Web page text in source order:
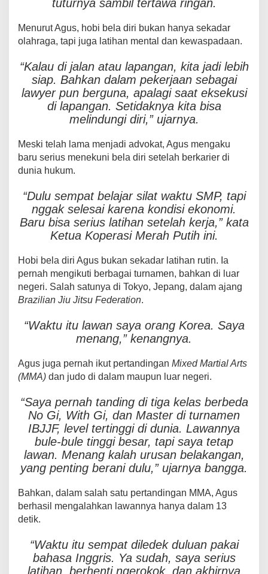
tuturnya sambil tertawa ringan.
Menurut Agus, hobi bela diri bukan hanya sekadar
olahraga, tapi juga latihan mental dan kewaspadaan.
“Kalau di jalan atau lapangan, kita jadi lebih
siap. Bahkan dalam pekerjaan sebagai
lawyer pun berguna, apalagi saat eksekusi
di lapangan. Setidaknya kita bisa
melindungi diri,” ujarnya.
Meski telah lama menjadi advokat, Agus mengaku
baru serius menekuni bela diri setelah berkarier di
dunia hukum.
“Dulu sempat belajar silat waktu SMP, tapi
nggak selesai karena kondisi ekonomi.
Baru bisa serius latihan setelah kerja,” kata
Ketua Koperasi Merah Putih ini.
Hobi bela diri Agus bukan sekadar latihan rutin. Ia
pernah mengikuti berbagai turnamen, bahkan di luar
negeri. Salah satunya di Tokyo, Jepang, dalam ajang
Brazilian Jiu Jitsu Federation.
“Waktu itu lawan saya orang Korea. Saya
menang,” kenangnya.
Agus juga pernah ikut pertandingan Mixed Martial Arts
(MMA) dan judo di dalam maupun luar negeri.
“Saya pernah tanding di tiga kelas berbeda
No Gi, With Gi, dan Master di turnamen
IBJJF, level tertinggi di dunia. Lawannya
bule-bule tinggi besar, tapi saya tetap
lawan. Menang kalah urusan belakangan,
yang penting berani dulu,” ujarnya bangga.
Bahkan, dalam salah satu pertandingan MMA, Agus
berhasil mengalahkan lawannya hanya dalam 13
detik.
“Waktu itu sempat diledek duluan pakai
bahasa Inggris. Ya sudah, saya serius
latihan, berhenti ngerokok, dan akhirnya